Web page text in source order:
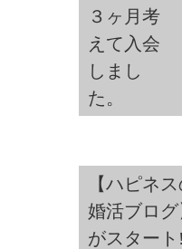
３ヶ月考
えて入会
しまし
た。
【ハピネ
婚活ブログ
がスター